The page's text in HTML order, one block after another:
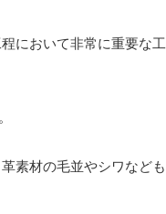
において非常に重要な工
素材の毛並やシワなども